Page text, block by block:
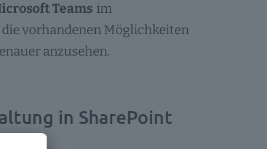
Teams im
vorhandenen Möglichkeiten
anzusehen.
in SharePoint